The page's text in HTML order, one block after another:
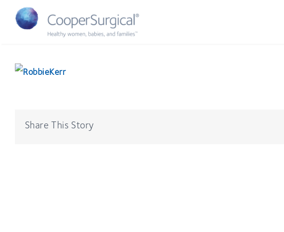
Share This Story